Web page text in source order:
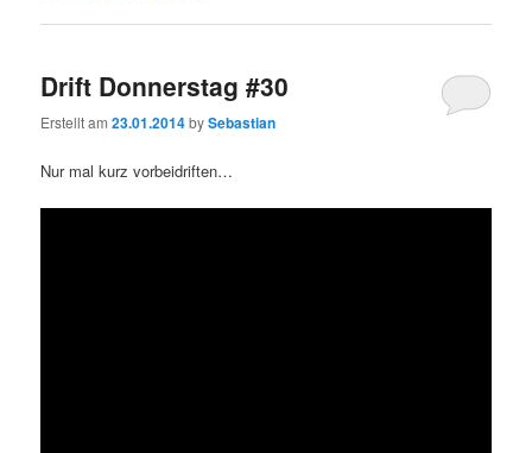
Drift Donnerstag #30
Erstellt am23.01.2014bySebastian
Nur mal kurz vorbeidriften…